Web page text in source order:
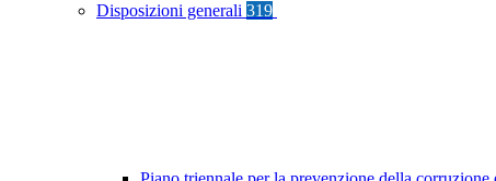
Disposizioni generali 319